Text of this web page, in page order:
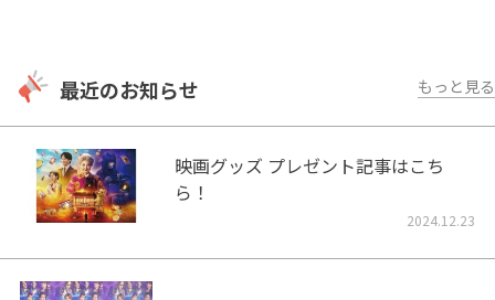
最近のお知らせ もっと見る
映画グッズ プレゼント記事はこち
ら！
2024.12.23